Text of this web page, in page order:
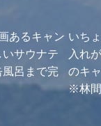
あるキャン
サウナテ
呂まで完
いち
入れ
のキ
※林間